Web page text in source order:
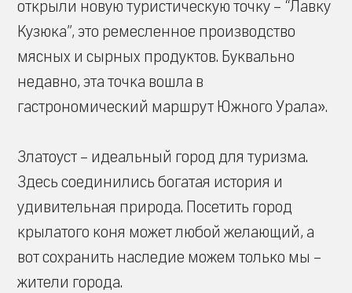
открыли новую туристическую точку – “Лавку
Кузюка”, это ремесленное производство
мясных и сырных продуктов. Буквально
недавно, эта точка вошла в
гастрономический маршрут Южного Урала».
Златоуст – идеальный город для туризма.
Здесь соединились богатая история и
удивительная природа. Посетить город
крылатого коня может любой желающий, а
вот сохранить наследие можем только мы –
жители города.